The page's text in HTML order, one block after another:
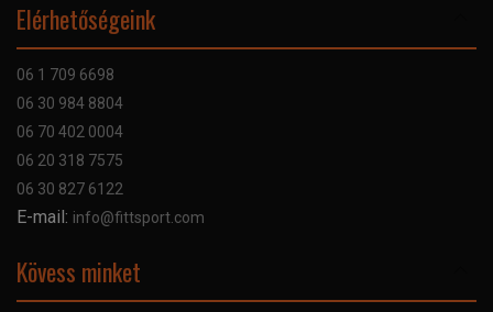
Bankkártyás fizetés
Adatvédelmi nyilatkozat
Elérhetőségeink
06 1 709 6698
06 30 984 8804
06 70 402 0004
06 20 318 7575
06 30 827 6122
E-mail: info@fittsport.com
Kövess minket